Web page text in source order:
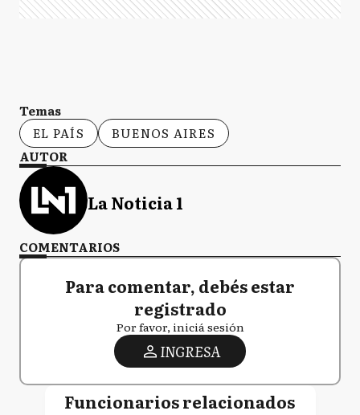
Temas
EL PAÍS
BUENOS AIRES
AUTOR
La Noticia 1
COMENTARIOS
Para comentar, debés estar
registrado
Por favor, iniciá sesión
INGRESA
Funcionarios relacionados